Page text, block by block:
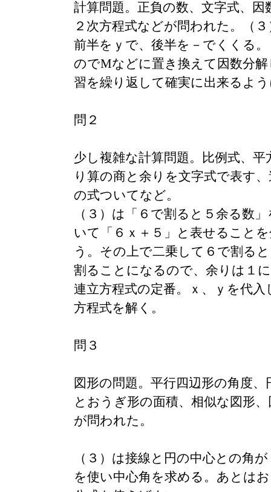
計算問題。正負の数、文字式、因
２次方程式などが問われた。（
前半をｙで、後半を－でくくる
のでMなどに置き換えて因数分
習を繰り返して確実に出来るよ
問２
少し複雑な計算問題。比例式、平
り算の商と余りを文字式で表す
の式ついてなど。
（３）は「６で割ると５余る数
いて「６ｘ＋５」と表せること
う。その上で二乗して６で割る
割ることになるので、余りは１
連立方程式の定番。ｘ、ｙを代入
方程式を解く。
問３
図形の問題。平行四辺形の角度、
とおうぎ形の面積、相似な図形
が問われた。
（３）は接線と円の中心との角
を使い中心角を求める。あとは